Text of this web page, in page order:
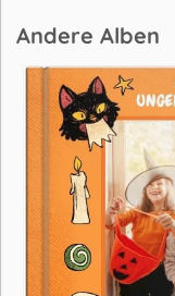
Andere Alben